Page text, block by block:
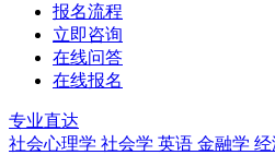
报名流程
立即咨询
在线问答
在线报名
专业直达
社会心理学 社会学 英语 金融学 经